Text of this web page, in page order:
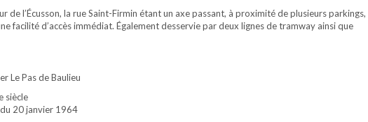
de l’Écusson, la rue Saint-Firmin étant un axe passant, à proximité de plusieurs parkings,
facilité d’accès immédiat. Également desservie par deux lignes de tramway ainsi que
Le Pas de Baulieu
siècle
20 janvier 1964